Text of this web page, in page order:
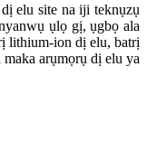
elu site na iji teknụzụ
ụlọ gị, ụgbọ ala
lithium-ion dị elu, batrị
arụmọrụ dị elu ya